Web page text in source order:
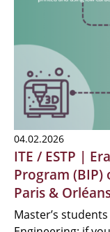
04.02.2026
ITE / ESTP |
Program (BIP)
Paris &
Master’s